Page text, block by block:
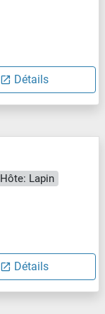
Détails
Hôte: Lapin
Détails